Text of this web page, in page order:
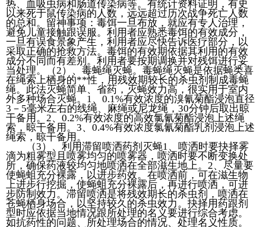
热、血吸虫病和肠道传染病等。有统计资料证明，有史
以来死于鼠传染病的人数，远远超过历次战争死亡人数
的总和。留神事项：毒饵一旦布放，就应有专人治理，
避免儿童接触跟误服。利用者应熟悉毒饵的有效成分，
一旦有误食景象产生，利用者应尽快告诉医疗部分，以
采取正确的抢救方法。毒饵的有效期依据其利用的有效
成分不同而有差别。利用者要按期调换并对残饵进行妥
当处理。（2）、毒蝇绳灭蝇。毒蝇绳灭蝇是依据蝇类喜
在绳索上栖身的**性，用残效期较长的杀虫剂制成毒蝇
绳。此法灭蝇简单、省药，灭蝇效力高，很实用于室内
外多种场合灭蝇。1、0.1%有效浓度的溴氰菊酯浸泡直径
3－5毫米左右的线绳、麻绳或尼龙绳，30分钟后取出晾
干备用。2、0.2%有效浓度的高效氯氰菊酯浸泡上述绳
索，晾干备用。3、0.4%有效浓度氯氰菊酯乳剂浸泡上述
绳索，晾干备用。
（3）、利用滞留喷洒药剂灭蝇1、喷洒时要抉择雾
滴为粗雾型且喷雾均匀的喷雾器，喷洒时要不断变换处
所，确保药液较均匀地喷洒在全部滋生地上。2、尽量要
使蝇蛆充分裸露，以进步药效。在喷洒前，可在滋生物
上进步行挖掘，使蝇蛆充分裸露后，再进行喷洒，可进
步防制效力。滞留喷洒是将残效期长的杀虫剂，喷洒在
苍蝇栖身场合，以坚持较久的杀虫效力。抉择用药跟剂
型时应依据当地情况跟所处理的名义要进行综合考虑。
如抗药性的问题、所处理场合的情况、处理名义性质。